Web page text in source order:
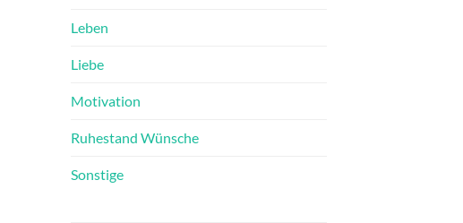
Leben
Liebe
Motivation
Ruhestand Wünsche
Sonstige